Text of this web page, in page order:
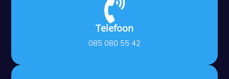

Telefoon
085 080 55 42